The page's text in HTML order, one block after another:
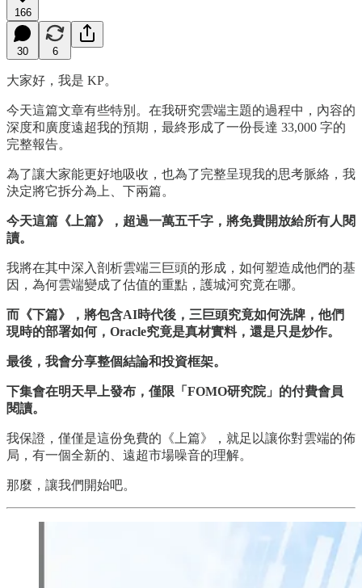
166
30 6
大家好，我是 KP。
今天這篇文章有些特別。在我研究雲端主題的過程中，內容的
深度和廣度遠超我的預期，最終形成了一份長達 33,000 字的
完整報告。
為了讓大家能更好地吸收，也為了完整呈現我的思考脈絡，我
決定將它拆分為上、下兩篇。
今天這篇《上篇》，超過一萬五千字，將免費開放給所有人閱
讀。
我將在其中深入剖析雲端三巨頭的形成，如何塑造成他們的基
因，為何雲端變成了估值的重點，護城河究竟在哪。
而《下篇》，將包含AI時代後，三巨頭究竟如何洗牌，他們
現時的部署如何，Oracle究竟是真材實料，還是只是炒作。
最後，我會分享整個結論和投資框架。
下集會在明天早上發布，僅限「FOMO研究院」的付費會員
閱讀。
我保證，僅僅是這份免費的《上篇》，就足以讓你對雲端的佈
局，有一個全新的、遠超市場噪音的理解。
那麼，讓我們開始吧。